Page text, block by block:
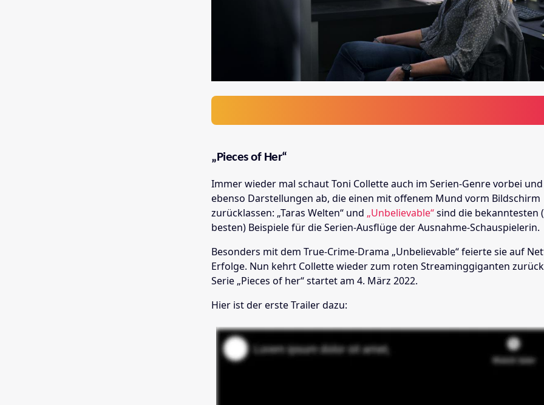
„Pieces of Her“
Immer wieder mal schaut Toni Collette auch im Serien-Genre vorbei
ebenso Darstellungen ab, die einen mit offenem Mund vorm Bildschirm
zurücklassen: „Taras Welten“ und „Unbelievable“sind die bekanntesten
besten) Beispiele für die Serien-Ausflüge der Ausnahme-Schauspielerin.
Besonders mit dem True-Crime-Drama „Unbelievable“ feierte sie auf
Erfolge. Nun kehrt Collette wieder zum roten Streaminggiganten
Serie „Pieces of her“ startet am 4. März 2022.
Hier ist der erste Trailer dazu: